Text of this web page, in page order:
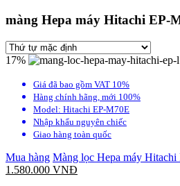
màng Hepa máy Hitachi EP-
17%
Giá đã bao gồm VAT 10%
Hàng chính hãng, mới 100%
Model: Hitachi EP-M70E
Nhập khẩu nguyên chiếc
Giao hàng toàn quốc
Mua hàng Màng lọc Hepa máy Hitachi
1.580.000 VNĐ